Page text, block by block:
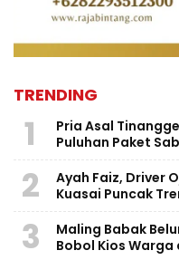
TRENDING
1
Pria Asal
Puluhan Paket
2
Ayah Faiz, Driver
Kuasai Puncak
3
Maling Babak
Bobol Kios